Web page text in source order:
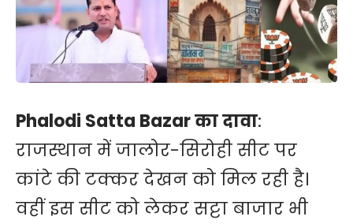
Phalodi Satta Bazar का दावा:
राजस्थान में जालोर-सिरोही सीट पर
कांटे की टक्कर देखन को मिल रही है।
वहीं इस सीट को लेकर सट्टा बाजार भी